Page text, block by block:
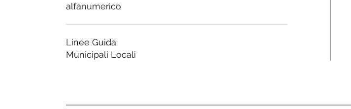
alfanumerico
Linee Guida
Municipali Locali